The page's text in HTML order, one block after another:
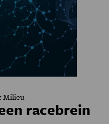
Milieu
racebrein